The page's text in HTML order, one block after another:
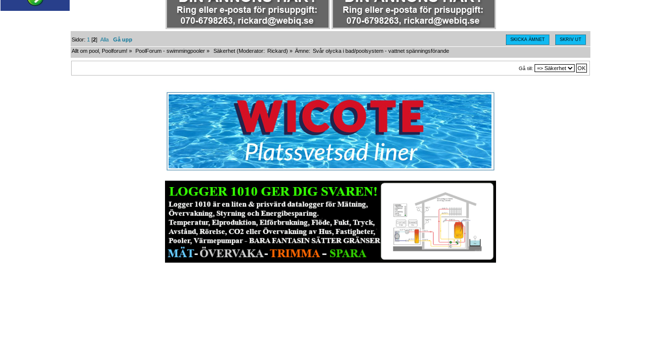
SKICKA ÄMNET SKRIV UT
Sidor: 1 [2]Alla
Gå upp
Allt om pool, Poolforum! » PoolForum - swimmingpooler » Säkerhet(Moderator: Rickard) » Ämne: Svår olycka i bad/poolsystem - vattnet spänningsförande
Gå till: